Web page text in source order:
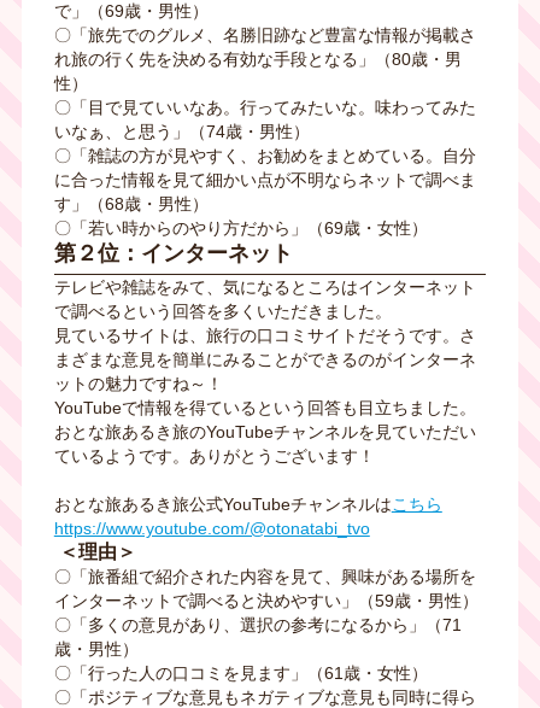
で」（69歳・男性）
〇「旅先でのグルメ、名勝旧跡など豊富な情報が掲載さ
れ旅の行く先を決める有効な手段となる」（80歳・男
性）
〇「目で見ていいなあ。行ってみたいな。味わってみた
いなぁ、と思う」（74歳・男性）
〇「雑誌の方が見やすく、お勧めをまとめている。自分
に合った情報を見て細かい点が不明ならネットで調べま
す」（68歳・男性）
〇「若い時からのやり方だから」（69歳・女性）
第２位：インターネット
テレビや雑誌をみて、気になるところはインターネット
で調べるという回答を多くいただきました。
見ているサイトは、旅行の口コミサイトだそうです。さ
まざまな意見を簡単にみることができるのがインターネ
ットの魅力ですね～！
YouTubeで情報を得ているという回答も目立ちました。
おとな旅あるき旅のYouTubeチャンネルを見ていただい
ているようです。ありがとうございます！
おとな旅あるき旅公式YouTubeチャンネルはこちら
https://www.youtube.com/@otonatabi_tvo
＜理由＞
〇「旅番組で紹介された内容を見て、興味がある場所を
インターネットで調べると決めやすい」（59歳・男性）
〇「多くの意見があり、選択の参考になるから」（71
歳・男性）
〇「行った人の口コミを見ます」（61 歳・女性）
〇「ポジティブな意見もネガティブな意見も同時に得ら